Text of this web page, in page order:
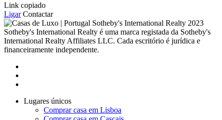
Link copiado
Ligar Contactar
2023
Sotheby's International Realty é uma marca registada da Sotheby's
International Realty Affiliates LLC. Cada escritório é jurídica e
financeiramente independente.
Lugares únicos
Comprar casa em Lisboa